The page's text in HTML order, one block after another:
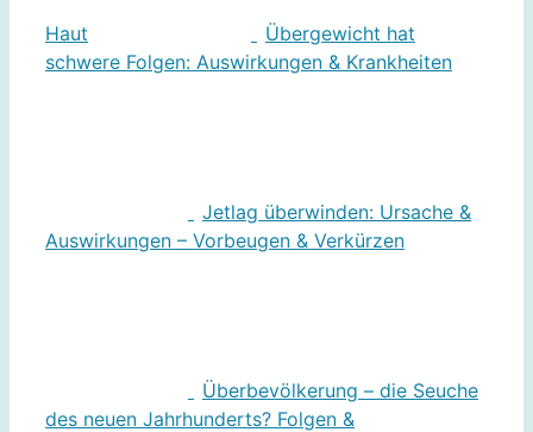
Haut
Übergewicht hat
schwere Folgen: Auswirkungen & Krankheiten
Jetlag überwinden: Ursache &
Auswirkungen – Vorbeugen & Verkürzen
Überbevölkerung – die Seuche
des neuen Jahrhunderts? Folgen &